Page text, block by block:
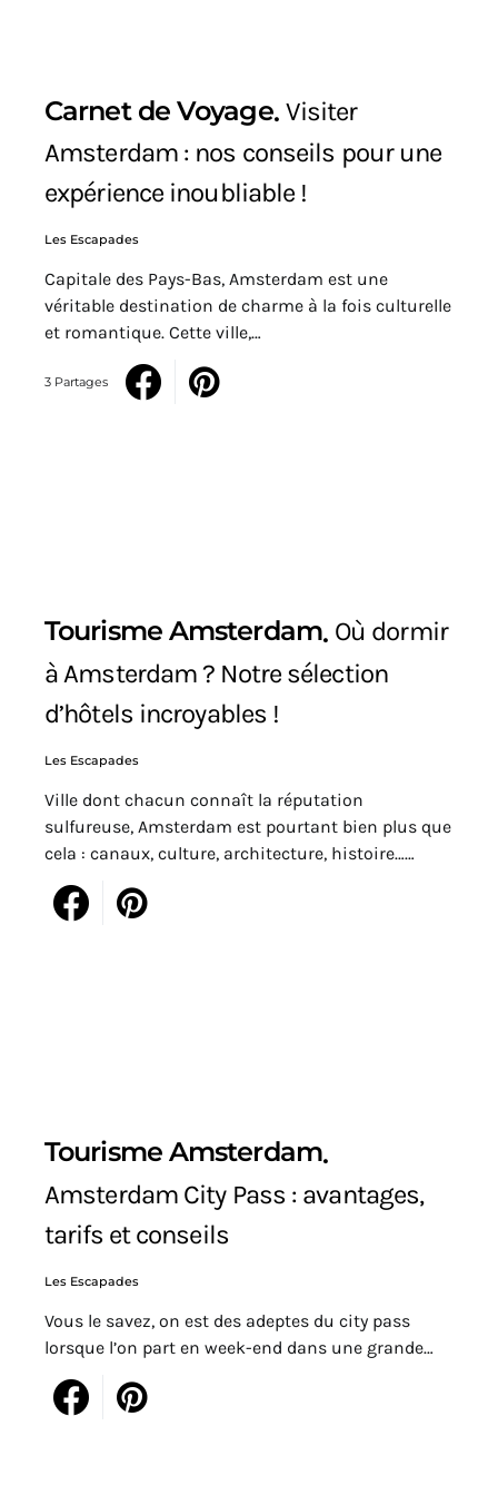
Carnet de Voyage Visiter
Amsterdam : nos conseils pour une
expérience inoubliable !
Les Escapades
Capitale des Pays-Bas, Amsterdam est une
véritable destination de charme à la fois culturelle
et romantique. Cette ville,…
3 Partages
Tourisme Amsterdam Où dormir
à Amsterdam ? Notre sélection
d’hôtels incroyables !
Les Escapades
Ville dont chacun connaît la réputation
sulfureuse, Amsterdam est pourtant bien plus que
cela : canaux, culture, architecture, histoire……
Tourisme Amsterdam
Amsterdam City Pass : avantages,
tarifs et conseils
Les Escapades
Vous le savez, on est des adeptes du city pass
lorsque l’on part en week-end dans une grande…